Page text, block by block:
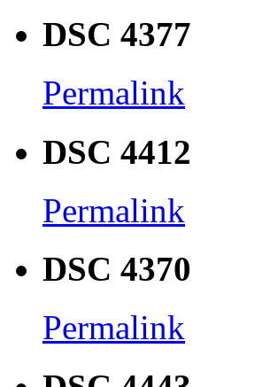
DSC 4377
Permalink
DSC 4412
Permalink
DSC 4370
Permalink